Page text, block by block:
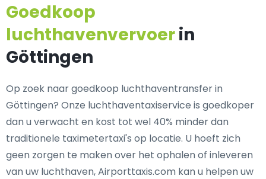
Goedkoop
luchthavenvervoerin
Göttingen
Op zoek naar goedkoop luchthaventransfer in
Göttingen? Onze luchthaventaxiservice is goedkoper
dan u verwacht en kost tot wel 40% minder dan
traditionele taximetertaxi's op locatie. U hoeft zich
geen zorgen te maken over het ophalen of inleveren
van uw luchthaven, Airporttaxis.com kan u helpen uw